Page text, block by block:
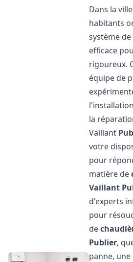
Dans la
habitants
système
efficace
rigoureux.
équipe de
la
Vaillant
votre
pour
matière de
Vaillant
d'experts
pour
de
Publier,
panne, une